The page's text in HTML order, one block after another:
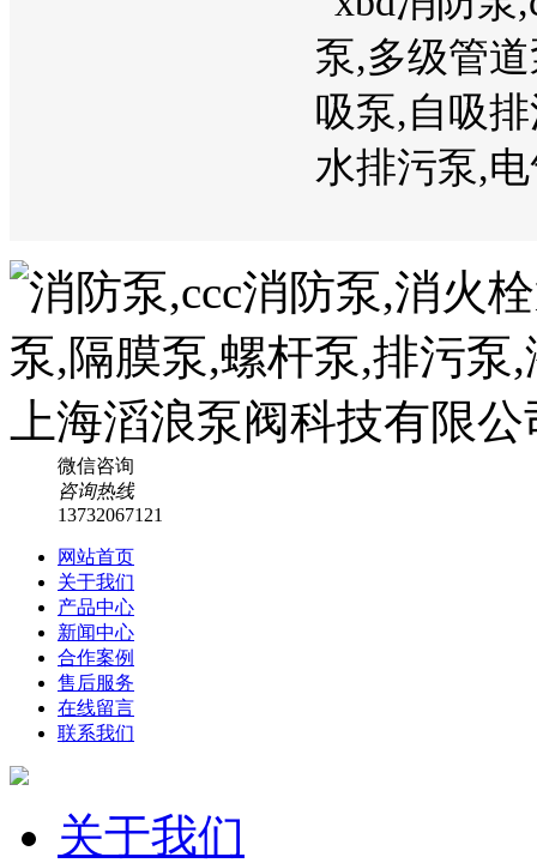
微信咨询
咨询热线
13732067121
网站首页
关于我们
产品中心
新闻中心
合作案例
售后服务
在线留言
联系我们
关于我们